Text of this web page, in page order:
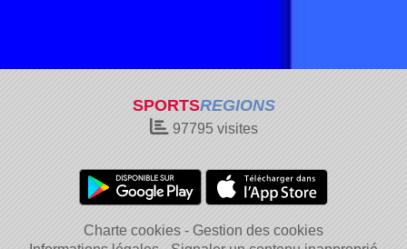
SPORTSREGIONS
97795visites
Charte cookies
Gestion des cookies